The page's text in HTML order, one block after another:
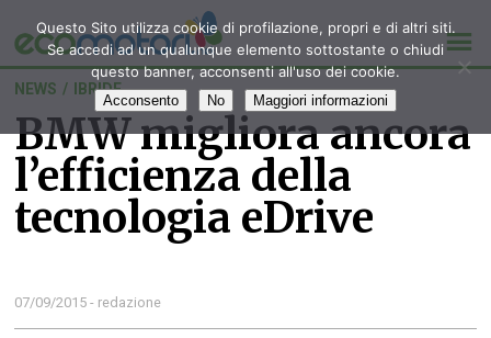
NEWS / IBRIDE
BMW migliora ancora
l’efficienza della
tecnologia eDrive
07/09/2015 - redazione
Questo Sito utilizza cookie di profilazione, propri e di altri siti.
Se accedi ad un qualunque elemento sottostante o chiudi
questo banner, acconsenti all'uso dei cookie.
Acconsento No Maggiori informazioni